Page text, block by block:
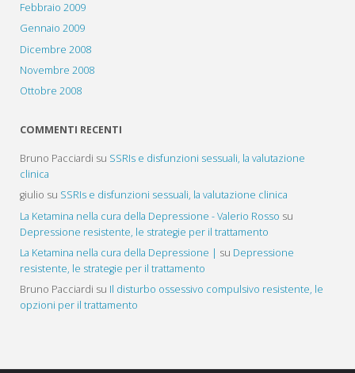
Febbraio 2009
Gennaio 2009
Dicembre 2008
Novembre 2008
Ottobre 2008
COMMENTI RECENTI
Bruno Pacciardi su SSRIs e disfunzioni sessuali, la valutazione
clinica
giulio su SSRIs e disfunzioni sessuali, la valutazione clinica
La Ketamina nella cura della Depressione - Valerio Rosso su
Depressione resistente, le strategie per il trattamento
La Ketamina nella cura della Depressione | su Depressione
resistente, le strategie per il trattamento
Bruno Pacciardi su Il disturbo ossessivo compulsivo resistente, le
opzioni per il trattamento